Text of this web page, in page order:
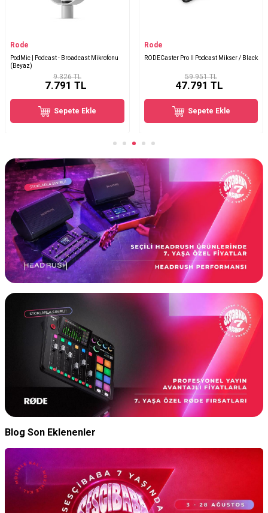
Rode
RODECaster Pro II Podcast Mikser / Black
59.951 TL
47.791TL
Sepete Ekle
TC Helicon
GoXLR Dinamik Yayıncı Mikrofonu
5.285 TL
4.999TL
Sepete Ekle
Blog Son Eklenenler